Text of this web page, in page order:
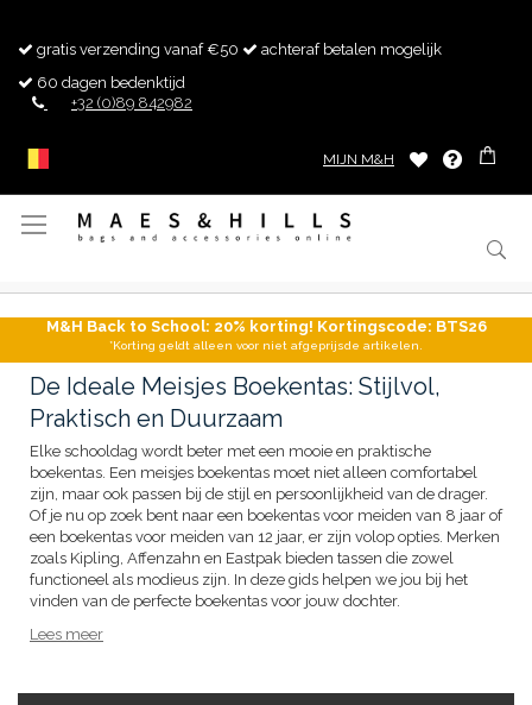
gratis verzending vanaf €50
achteraf betalen mogelijk
60 dagen bedenktijd
+32 (0)89 842982
MIJN M&H
Toggle
M&H Back to School: 20% korting! Kortingscode: BTS26
*Korting geldt alleen voor niet afgeprijsde artikelen.
De Ideale Meisjes Boekentas: Stijlvol,
Praktisch en Duurzaam
Elke schooldag wordt beter met een mooie en praktische
boekentas. Een meisjes boekentas moet niet alleen comfortabel
zijn, maar ook passen bij de stijl en persoonlijkheid van de drager.
Of je nu op zoek bent naar een boekentas voor meiden van 8 jaar of
een boekentas voor meiden van 12 jaar, er zijn volop opties. Merken
zoals Kipling, Affenzahn en Eastpak bieden tassen die zowel
functioneel als modieus zijn. In deze gids helpen we jou bij het
vinden van de perfecte boekentas voor jouw dochter.
Lees meer